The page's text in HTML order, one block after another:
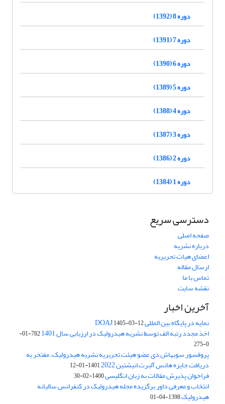
دوره 8 (1392)
دوره 7 (1391)
دوره 6 (1390)
دوره 5 (1389)
دوره 4 (1388)
دوره 3 (1387)
دوره 2 (1386)
دوره 1 (1384)
دسترسی سریع
صفحه اصلی
درباره نشریه
اعضای هیات تحریریه
ارسال مقاله
تماس با ما
نقشه سایت
آخرین اخبار
نمایه در پایگاه بین المللی DOAJ1405-03-12
اخذ مجدد رتبه الف توسط نشریه هیدرولیک در ارزیابی سال 1401
782-01-
0-275
پروفسور سوبهاش دی عضو هیئت تحریریه نشریه هیدرولیک، مفتخر به
دریافت جایزه هانس آلبرت انیشتین 2022 1401-01-12
فراخوان پذیرش مقالات به زبان انگلیسی1400-02-30
انتخاب و معرفی داور برگزیده مجله هیدرولیک در کنفرانس سالیانه
هیدرولیک1398-04-01